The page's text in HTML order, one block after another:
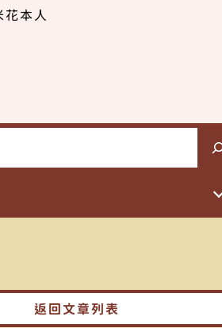
返回文章列表